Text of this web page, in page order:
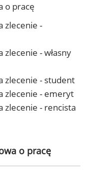
o pracę
zlecenie -
- własny
zlecenie - student
zlecenie - emeryt
- rencista
o pracę